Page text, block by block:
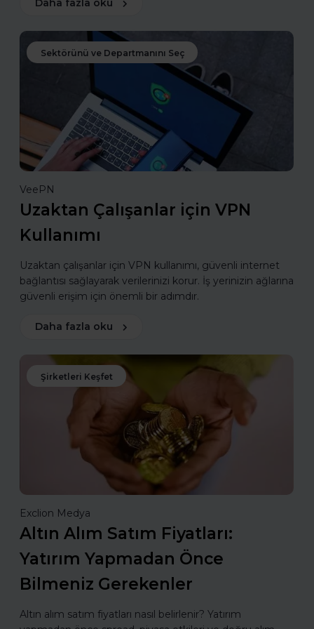
Daha fazla oku
Sektörünü ve Departmanını Seç
VeePN
Uzaktan Çalışanlar için VPN
Kullanımı
Uzaktan çalışanlar için VPN kullanımı, güvenli internet
bağlantısı sağlayarak verilerinizi korur. İş yerinizin ağlarına
güvenli erişim için önemli bir adımdır.
Daha fazla oku
Şirketleri Keşfet
Exclion Medya
Altın Alım Satım Fiyatları:
Yatırım Yapmadan Önce
Bilmeniz Gerekenler
Altın alım satım fiyatları nasıl belirlenir? Yatırım